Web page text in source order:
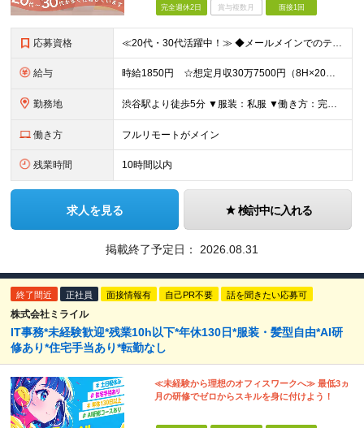
完全週休2日 賞与複数月 面接1回
応募資格 ≪20代・30代活躍中！≫ ◆メールメインでのテクニカルサポートまたはカスタマーサポート対応の経験 ◆問い合わせ対応でのイチからの文章作成経験 ※ブランクがある方やこれまでのご経験に自信がない方も、
給与 時給1850円 ☆想定月収30万7500円（8H×20日＋残業5H） ※交通費全額支給 ※在宅日数に応じて、在宅勤務手当あり
勤務地 渋谷駅より徒歩5分 ▼服装：私服 ▼働き方：完全在宅勤務 ※就業初日から在宅勤務を想定（PC等は事前にご自宅へ郵送予定） ▼受動喫煙対策：屋内禁煙
働き方 フルリモートがメイン
残業時間 10時間以内
求人を見る 検討中に入れる
掲載終了予定日： 2026.08.31
終了間近 正社員 面接情報有 自己PR不要 話を聞きたい応募可
株式会社ミライル
IT事務*未経験歓迎*残業10h以下*年休130日*服装・髪型自由*AI研
修あり*住宅手当あり*転勤なし
≪未経験から理想のオフィスワークへ≫ 最低3ヵ
月の研修でゼロからスキルを身に付けよう！